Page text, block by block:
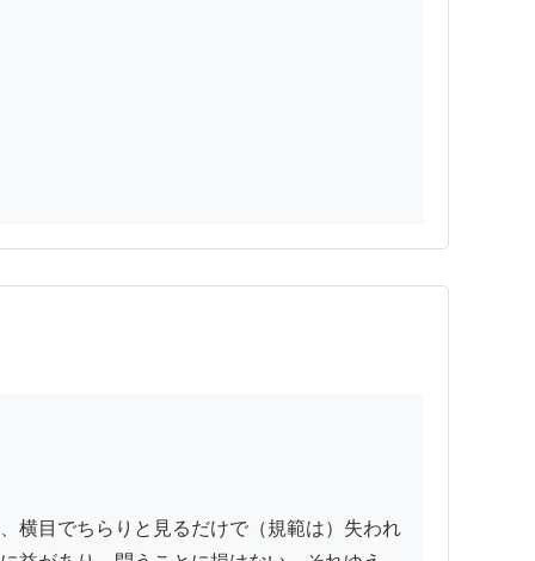
横目でちらりと見るだけで（規範は）失われ